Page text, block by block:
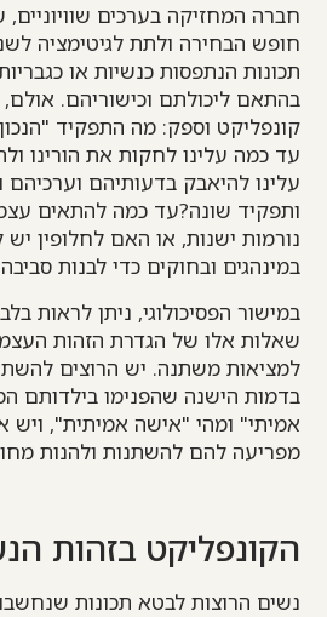
חברה המחזיקה בערכים
חופש הבחירה ולתת לגיטימציה
תכונות הנתפסות כנשיות או
בהתאם ליכולתם וכישוריהם.
קונפליקט וספק: מה התפקיד
עד כמה עלינו לחקות את הורינו
עלינו להיאבק בדעותיהם וערכיהם
ותפקיד שונה?עד כמה להתאים
נורמות ישנות, או האם לחלופין
במינהגים ובחוקים כדי לבנות
במישור הפסיכולוגי, ניתן לראות
שאלות אלו של הגדרת הזהות
למציאות משתנה. יש הרוצים
בדמות הישנה שהפנימו בילדותם
אמיתי" ומהי "אישה אמיתית", ויש
מפריעה להם להשתנות ולהנות
הקונפליקט בזהות
נשים הרוצות לבטא תכונות